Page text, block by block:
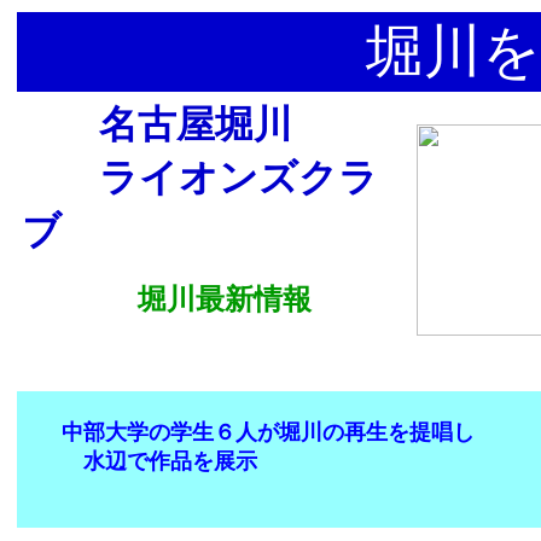
堀川
名古屋堀川
ライオンズクラ
ブ
堀川最新情報
中部大学の学生６人が堀川の再生を提唱し
水辺で作品を展示